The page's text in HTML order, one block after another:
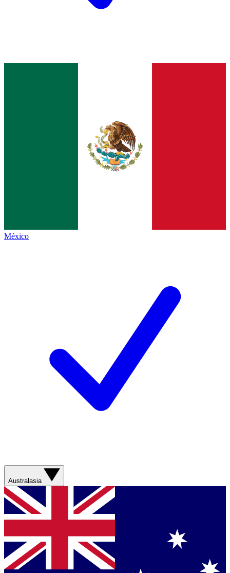
México
Australasia